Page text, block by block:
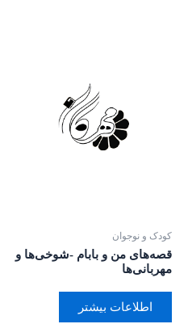
کودک و نوجوان
قصه‌های من و بابام -شوخی‌ها و
مهربانی‌ها
اطلاعات بیشتر